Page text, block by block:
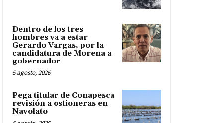
Dentro de los tres
hombres va a estar
Gerardo Vargas, por la
candidatura de Morena a
gobernador
5 agosto, 2026
Pega titular de Conapesca
revisión a ostioneras en
Navolato